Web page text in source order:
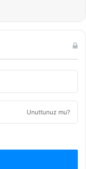
Unuttunuz mu?